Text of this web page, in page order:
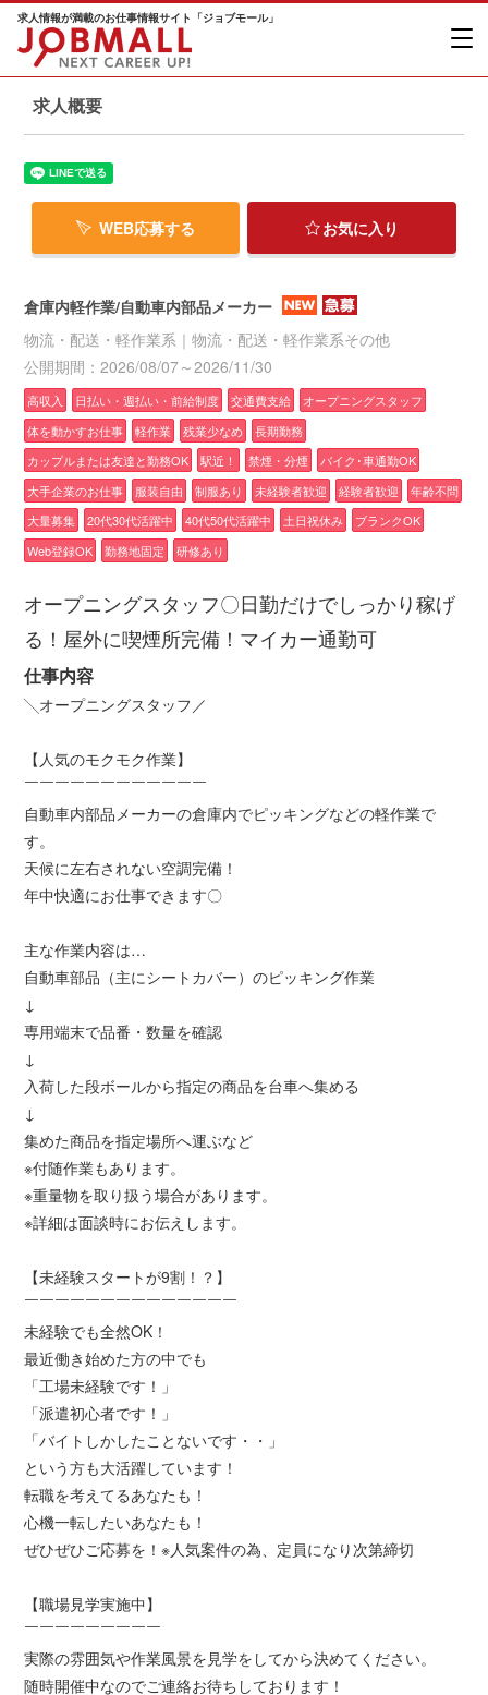
求人情報が満載のお仕事情報サイト「ジョブモール」
求人概要
WEB応募する お気に入り
倉庫内軽作業/自動車内部品メーカー
物流・配送・軽作業系｜物流・配送・軽作業系その他
公開期間：2026/08/07～2026/11/30
高収入 日払い・週払い・前給制度 交通費支給
オープニングスタッフ
体を動かすお仕事
軽作業 残業少なめ
長期勤務
カップルまたは友達と勤務OK
駅近！ 禁煙・分煙
バイク･車通勤OK
大手企業のお仕事
服装自由 制服あり 未経験者歓迎 経験者歓迎
年齢不問
大量募集
20代30代活躍中 40代50代活躍中 土日祝休み
ブランクOK
Web登録OK
勤務地固定 研修あり
オープニングスタッフ〇日勤だけでしっかり稼げ
る！屋外に喫煙所完備！マイカー通勤可
仕事内容
╲オープニングスタッフ／
【人気のモクモク作業】
￣￣￣￣￣￣￣￣￣￣￣￣
自動車内部品メーカーの倉庫内でピッキングなどの軽作業で
す。
天候に左右されない空調完備！
年中快適にお仕事できます〇
主な作業内容は…
自動車部品（主にシートカバー）のピッキング作業
↓
専用端末で品番・数量を確認
↓
入荷した段ボールから指定の商品を台車へ集める
↓
集めた商品を指定場所へ運ぶなど
※付随作業もあります。
※重量物を取り扱う場合があります。
※詳細は面談時にお伝えします。
【未経験スタートが9割！？】
￣￣￣￣￣￣￣￣￣￣￣￣￣￣
未経験でも全然OK！
最近働き始めた方の中でも
「工場未経験です！」
「派遣初心者です！」
「バイトしかしたことないです・・」
という方も大活躍しています！
転職を考えてるあなたも！
心機一転したいあなたも！
ぜひぜひご応募を！※人気案件の為、定員になり次第締切
【職場見学実施中】
￣￣￣￣￣￣￣￣￣
実際の雰囲気や作業風景を見学をしてから決めてください。
随時開催中なのでご連絡お待ちしております！